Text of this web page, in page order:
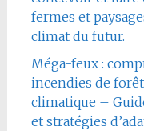
fermes et
climat du futur.
Méga-feux :
incendies de
climatique –
et stratégies